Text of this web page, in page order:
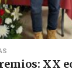
XX